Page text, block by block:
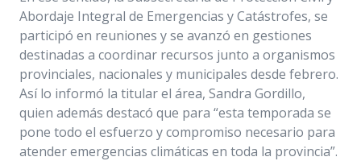
Abordaje Integral de Emergencias y Catástrofes, se
participó en reuniones y se avanzó en gestiones
destinadas a coordinar recursos junto a organismos
provinciales, nacionales y municipales desde febrero.
Así lo informó la titular el área, Sandra Gordillo,
quien además destacó que para “esta temporada se
pone todo el esfuerzo y compromiso necesario para
atender emergencias climáticas en toda la provincia”.